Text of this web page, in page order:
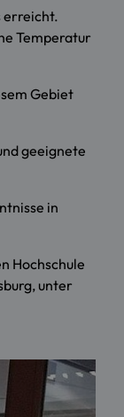
erreicht.
Temperatur
Gebiet
geeignete
in
Hochschule
unter